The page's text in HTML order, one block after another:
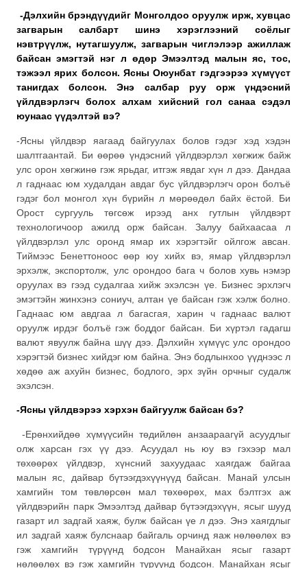
-Дэлхийн брэндүүдийг Монголдоо оруулж ирж, хувцас
загварын салбарт шинэ хэрэглээний соёлыг
нэвтрүүлж, нутагшуулж, загварын чиглэлээр ажиллаж
байсан эмэгтэй нэг л өдөр Эмээлтэд малын яс, тос,
тэжээл ярих болсон. Ясны Оюунбат гэдгээрээ хүмүүст
танигдах болсон. Энэ салбар руу орж үндэсний
үйлдвэрлэгч болох алхам хийсний гол санаа сэдэл
юунаас үүдэлтэй вэ?
-Ясны үйлдвэр яагаад байгуулах болов гэдэг хэд хэдэн
шалтгаантай. Би өөрөө үндэсний үйлдвэрлэл хөгжиж байж
улс орон хөгжинө гэж ярьдаг, итгэж явдаг хүн л дээ. Дандаа
л гаднаас юм худалдан авдаг бус үйлдвэрлэгч орон болъё
гэдэг бол монгол хүн бүрийн л мөрөөдөл байх ёстой. Би
Орост сургууль төгсөж ирээд анх гутлын үйлдвэрт
технологичоор ажилд орж байсан. Залуу байхаасаа л
үйлдвэрлэл улс оронд ямар их хэрэгтэйг ойлгож авсан.
Тиймээс Бенеттоноос өөр юу хийх вэ, ямар үйлдвэрлэл
эрхэлж, экспортолж, улс орондоо бага ч болов хувь нэмэр
оруулах вэ гээд судалгаа хийж эхэлсэн үе. Бизнес эрхлэгч
эмэгтэйн жинхэнэ сониуч, алтан үе байсан гэж хэлж болно.
Гаднаас юм авдгаа л багасгая, харин ч гаднаас валют
оруулж ирдэг болъё гэж боддог байсан. Би хүртэл гадагш
валют явуулж байна шүү дээ. Дэлхийн хүмүүс улс орондоо
хэрэгтэй бизнес хийдэг юм байна. Энэ бодлынхоо үүднээс л
хөдөө аж ахуйн бизнес, бодлого, эрх зүйн орчныг судалж
эхэлсэн.
-Ясны үйлдвэрээ хэрхэн байгуулж байсан бэ?
-Ерөнхийдөө хүмүүсийн төдийлөн анзаараагүй асуудлыг
олж харсан гэх үү дээ. Асуудал нь юу вэ гэхээр мал
төхөөрөх үйлдвэр, хүнсний захуудаас хаягдаж байгаа
малын яс, дайвар бүтээгдэхүүнүүд байсан. Манай улсын
хамгийн том төвлөрсөн мал төхөөрөх, мах бэлтгэх аж
үйлдвэрийн парк Эмээлтэд дайвар бүтээгдэхүүн, ясыг шууд
газарт ил задгай хаяж, булж байсан үе л дээ. Энэ хаягдлыг
ил задгай хаяж булснаар байгаль орчинд яаж нөлөөлөх вэ
гэж хамгийн түрүүнд бодсон Манайхан ясыг газарт
нөлөөлөх вэ гэж хамгийн түрүүнд бодсон. Манайхан ясыг